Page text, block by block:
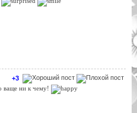
+3
ваще ни к чему!